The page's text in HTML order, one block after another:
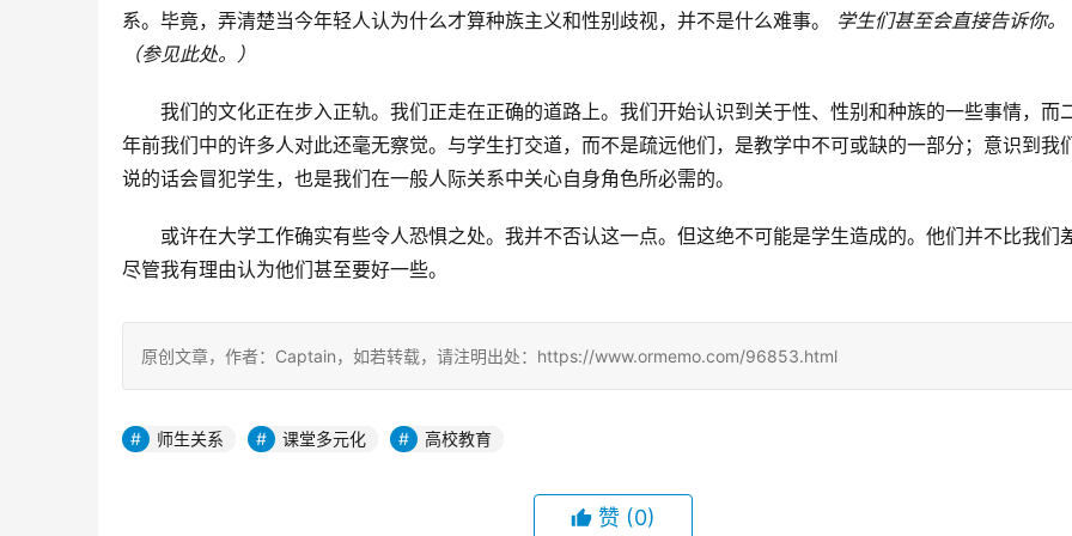
系。毕竟，弄清楚当今年轻人认为什么才算种族主义和性别歧视，并不是什么难事。 学生们甚至会直接告诉你。
（参见此处。）
我们的文化正在步入正轨。我们正走在正确的道路上。我们开始认识到关于性、性别和种族的一些事情，而
年前我们中的许多人对此还毫无察觉。与学生打交道，而不是疏远他们，是教学中不可或缺的一部分；意识到我
说的话会冒犯学生，也是我们在一般人际关系中关心自身角色所必需的。
或许在大学工作确实有些令人恐惧之处。我并不否认这一点。但这绝不可能是学生造成的。他们并不比我们差
尽管我有理由认为他们甚至要好一些。
原创文章，作者：Captain，如若转载，请注明出处：https://www.ormemo.com/96853.html
师生关系 课堂多元化 高校教育
赞 (0)